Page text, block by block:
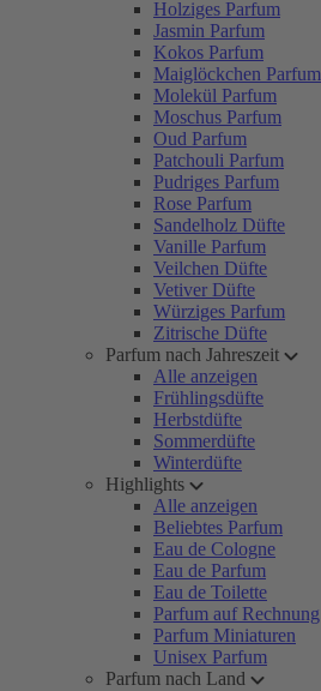
Holziges Parfum
Jasmin Parfum
Kokos Parfum
Maiglöckchen Parfum
Molekül Parfum
Moschus Parfum
Oud Parfum
Patchouli Parfum
Pudriges Parfum
Rose Parfum
Sandelholz Düfte
Vanille Parfum
Veilchen Düfte
Vetiver Düfte
Würziges Parfum
Zitrische Düfte
Parfum nach Jahreszeit
Alle anzeigen
Frühlingsdüfte
Herbstdüfte
Sommerdüfte
Winterdüfte
Highlights
Alle anzeigen
Beliebtes Parfum
Eau de Cologne
Eau de Parfum
Eau de Toilette
Parfum auf Rechnung
Parfum Miniaturen
Unisex Parfum
Parfum nach Land